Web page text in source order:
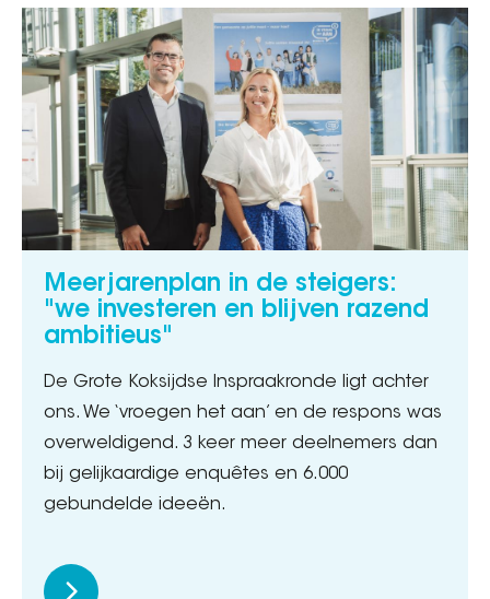
Meerjarenplan in de steigers:
"we investeren en blijven razend
ambitieus"
De Grote Koksijdse Inspraakronde ligt achter
ons. We ‘vroegen het aan’ en de respons was
overweldigend. 3 keer meer deelnemers dan
bij gelijkaardige enquêtes en 6.000
gebundelde ideeën.